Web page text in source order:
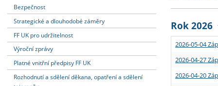
Dozvědět se více Strategie
Podpora
Podat přihlášku Učitelské
Dozvědět se více
Rigorózní
Dozvědět se více
Granty a
Dozvědět se více
Bezpečnost
Strategické a dlouhodobé záměry
FF UK pro udržitelnost
Výroční zprávy
Platné vnitřní předpisy FF UK
Rozhodnutí a sdělení děkana, opatření a sdělení
Rok 2026
2026-05-04
2026-04-27
2026-04-20